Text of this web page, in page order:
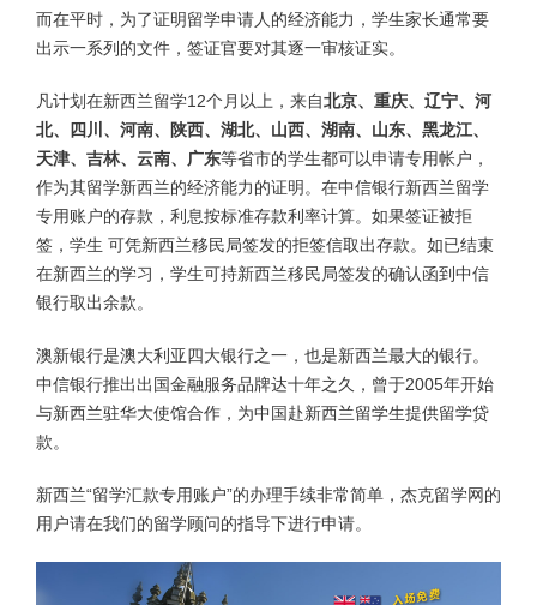
而在平时，为了证明留学申请人的经济能力，学生家长通常要
出示一系列的文件，签证官要对其逐一审核证实。
凡计划在新西兰留学12个月以上，来自北京、重庆、辽宁、河
北、四川、河南、陕西、湖北、山西、湖南、山东、黑龙江、
天津、吉林、云南、广东等省市的学生都可以申请专用帐户，
作为其留学新西兰的经济能力的证明。在中信银行新西兰留学
专用账户的存款，利息按标准存款利率计算。如果签证被拒
签，学生 可凭新西兰移民局签发的拒签信取出存款。如已结束
在新西兰的学习，学生可持新西兰移民局签发的确认函到中信
银行取出余款。
澳新银行是澳大利亚四大银行之一，也是新西兰最大的银行。
中信银行推出出国金融服务品牌达十年之久，曾于2005年开始
与新西兰驻华大使馆合作，为中国赴新西兰留学生提供留学贷
款。
新西兰“留学汇款专用账户”的办理手续非常简单，杰克留学网的
用户请在我们的留学顾问的指导下进行申请。